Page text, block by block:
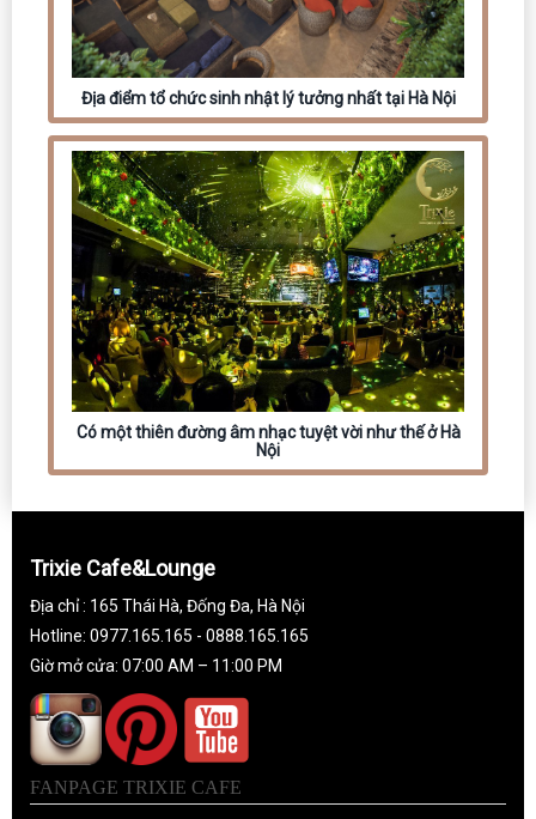
Địa điểm tổ chức sinh nhật lý tưởng nhất tại Hà Nội
Có một thiên đường âm nhạc tuyệt vời như thế ở Hà
Nội
Trixie Cafe&Lounge
Địa chỉ : 165 Thái Hà, Đống Đa, Hà Nội
Hotline: 0977.165.165 - 0888.165.165
Giờ mở cửa: 07:00 AM – 11:00 PM
FANPAGE TRIXIE CAFE